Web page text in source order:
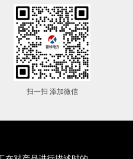
扫一扫 添加微信